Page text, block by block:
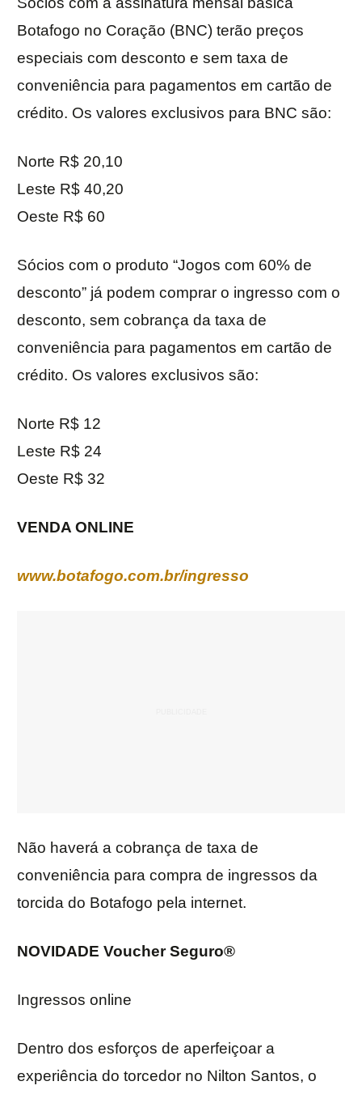
Botafogo no Coração (BNC) terão preços
especiais com desconto e sem taxa de
conveniência para pagamentos em cartão de
crédito. Os valores exclusivos para BNC são:
Norte R$ 20,10
Leste R$ 40,20
Oeste R$ 60
Sócios com o produto “Jogos com 60% de
desconto” já podem comprar o ingresso com o
desconto, sem cobrança da taxa de
conveniência para pagamentos em cartão de
crédito. Os valores exclusivos são:
Norte R$ 12
Leste R$ 24
Oeste R$ 32
VENDA ONLINE
www.botafogo.com.br/ingresso
Não haverá a cobrança de taxa de
conveniência para compra de ingressos da
torcida do Botafogo pela internet.
NOVIDADE Voucher Seguro®
Ingressos online
Dentro dos esforços de aperfeiçoar a
experiência do torcedor no Nilton Santos, o